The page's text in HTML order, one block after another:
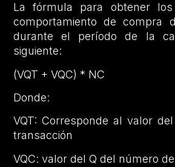
La fórmula para obtener los
comportamiento de compra
durante el período de la
siguiente:
(VQT + VQC) * NC
Donde:
VQT: Corresponde al valor
transacción
VQC: valor del Q del número